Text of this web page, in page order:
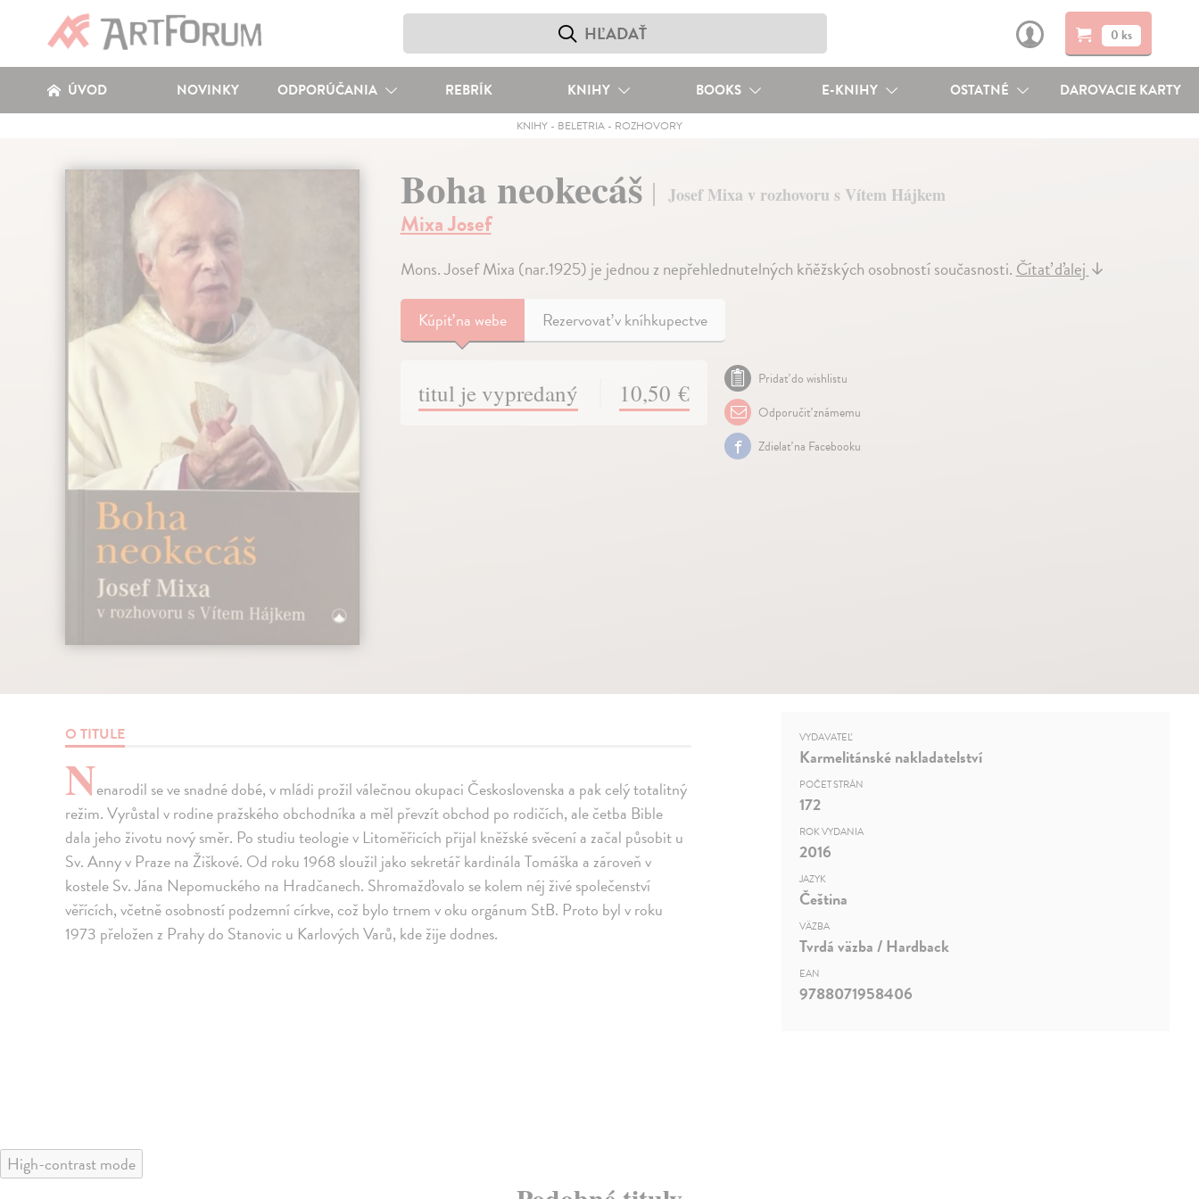
0 ks
ÚVOD NOVINKY ODPORÚČANIA REBRÍK KNIHY BOOKS E-KNIHY OSTATNÉ DAROVACIE KARTY
KNIHY- BELETRIA- ROZHOVORY
Boha neokecáš Josef Mixa v rozhovoru s Vítem Hájkem
Mixa Josef
Mons. Josef Mixa (nar.1925) je jednou z nepřehlednutelných kňěžských osobností současnosti.Čítať ďalej↓
Kúpiťna webe Rezervovať v kníhkupectve
titul je vypredaný 10,50 €
Pridať do wishlistu
Odporučiť známemu
Zdielať na Facebooku
O TITULE
Nenarodil se ve snadné dobé, v mládi prožil válečnou okupaci Československa a pak celý totalitný
režim. Vyrůstal v rodine pražského obchodníka a měl převzít obchod po rodičích, ale četba Bible
dala jeho životu nový směr. Po studiu teologie v Litoměřicích přijal kněžské svěcení a začal působit u
Sv. Anny v Praze na Žiškové. Od roku 1968 sloužil jako sekretář kardinála Tomáška a zároveň v
kostele Sv. Jána Nepomuckého na Hradčanech. Shromažďovalo se kolem néj živé společenství
věřících, včetně osobností podzemní církve, což bylo trnem v oku orgánum StB. Proto byl v roku
1973 přeložen z Prahy do Stanovic u Karlových Varů, kde žije dodnes.
VYDAVATEĽ
Karmelitánské nakladatelství
POČET STRÁN
172
ROK VYDANIA
2016
JAZYK
Čeština
VÄZBA
Tvrdá väzba / Hardback
EAN
9788071958406
High-contrast mode